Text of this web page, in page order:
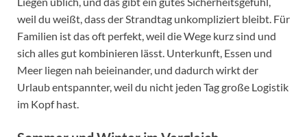
weil du weißt, dass der Strandtag unkompliziert bleibt. Für
Familien ist das oft perfekt, weil die Wege kurz sind und
sich alles gut kombinieren lässt. Unterkunft, Essen und
Meer liegen nah beieinander, und dadurch wirkt der
Urlaub entspannter, weil du nicht jeden Tag große Logistik
im Kopf hast.